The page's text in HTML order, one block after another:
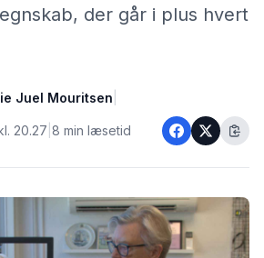
der går i plus hvert
Juel Mouritsen
20.27 8 min læsetid